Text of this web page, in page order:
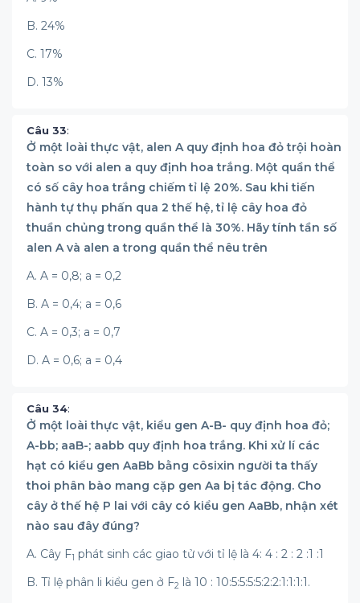
B. 24%
C. 17%
D. 13%
Câu 33:
Ở một loài thực vật, alen A quy định hoa đỏ trội hoàn
toàn so với alen a quy định hoa trắng. Một quần thể
có số cây hoa trắng chiếm tỉ lệ 20%. Sau khi tiến
hành tự thụ phấn qua 2 thế hệ, tỉ lệ cây hoa đỏ
thuần chủng trong quần thể là 30%. Hãy tính tần số
alen A và alen a trong quần thể nêu trên
A. A = 0,8; a = 0,2
B. A = 0,4; a = 0,6
C. A = 0,3; a = 0,7
D. A = 0,6; a = 0,4
Câu 34:
Ở một loài thực vật, kiểu gen A-B- quy định hoa đỏ;
A-bb; aaB-; aabb quy định hoa trắng. Khi xử lí các
hạt có kiểu gen AaBb bằng côsixin người ta thấy
thoi phân bào mang cặp gen Aa bị tác động. Cho
cây ở thế hệ P lai với cây có kiểu gen AaBb, nhận xét
nào sau đây đúng?
A. Cây F1 phát sinh các giao tử với tỉ lệ là 4: 4 : 2 : 2 :1 :1
B. Tỉ lệ phân li kiểu gen ở F2
là 10 : 10:5:5:5:5:2:2:1:1:1:1.